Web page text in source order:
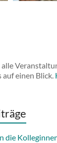
einen Blick.
die